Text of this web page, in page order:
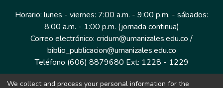
Horario: lunes - viernes: 7:00 a.m. - 9:00 p.m. - sábados:
8:00 a.m. - 1:00 p.m. (jornada continua)
Correo electrónico: cridum@umanizales.edu.co /
biblio_publicacion@umanizales.edu.co
Teléfono (606) 8879680 Ext: 1228 - 1229
We collect and process your personal information for the